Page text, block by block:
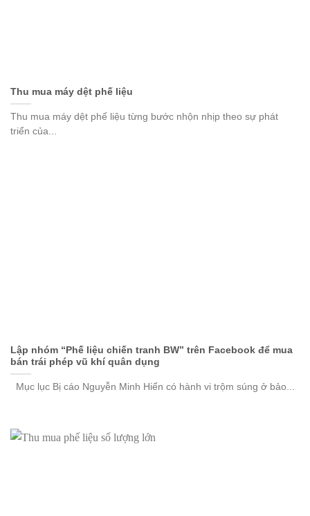
Thu mua máy dệt phế liệu
Thu mua máy dệt phế liệu từng bước nhộn nhịp theo sự phát
triển của...
Lập nhóm “Phế liệu chiến tranh BW” trên Facebook để mua
bán trái phép vũ khí quân dụng
Mục lục Bị cáo Nguyễn Minh Hiển có hành vi trộm súng ở bảo...